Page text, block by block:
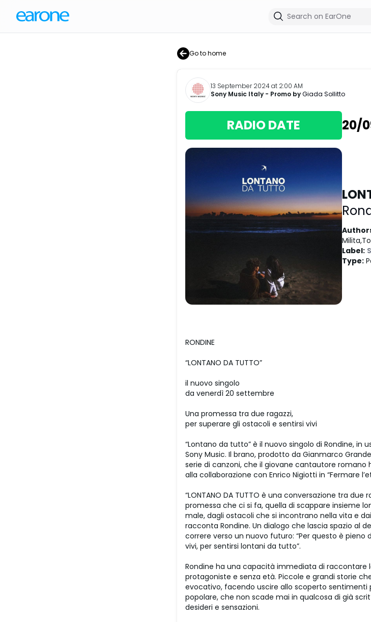
Go to home
13 September 2024 at 2:00 AM
Sony Music Italy - Promo byGiada Sollitto
RADIO DATE 20/
Label:
Type:
RONDINE
“LONTANO DA TUTTO”
il nuovo singolo
da venerdì 20 settembre
Una promessa tra due ragazzi,
per superare gli ostacoli e sentirsi vivi
“Lontano da tutto” è il nuovo singolo di Rondine, in
Sony Music. Il brano, prodotto da Gianmarco
serie di canzoni, che il giovane cantautore romano
alla collaborazione con Enrico Nigiotti in “Fermare
“LONTANO DA TUTTO è una conversazione tra
promessa che ci si fa, quella di scappare insieme
male, dagli ostacoli che si incontrano nella vita e
racconta Rondine. Un dialogo che lascia spazio al
correre verso un nuovo futuro: “Per questo è pieno
vivi, per sentirsi lontani da tutto”.
Rondine ha una capacità immediata di raccontare
protagoniste e senza età. Piccole e grandi storie
evocativo, facendo uscire allo scoperto sentimenti
popolare, che non scade mai in qualcosa di già
desideri e sensazioni.